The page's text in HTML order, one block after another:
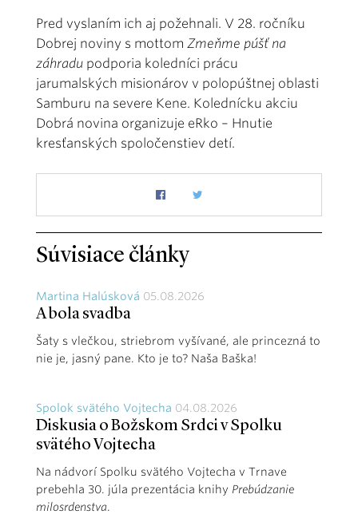
Pred vyslaním ich aj požehnali. V 28. ročníku
Dobrej noviny s mottom Zmeňme púšť na
záhradu podporia koledníci prácu
jarumalských misionárov v polopúštnej oblasti
Samburu na severe Kene. Kolednícku akciu
Dobrá novina organizuje eRko – Hnutie
kresťanských spoločenstiev detí.
Súvisiace články
Martina Halúsková 05.08.2026
A bola svadba
Šaty s vlečkou, striebrom vyšívané, ale princezná to
nie je, jasný pane. Kto je to? Naša Baška!
Spolok svätého Vojtecha 04.08.2026
Diskusia o Božskom Srdci v Spolku
svätého Vojtecha
Na nádvorí Spolku svätého Vojtecha v Trnave
prebehla 30. júla prezentácia knihy Prebúdzanie
milosrdenstva.